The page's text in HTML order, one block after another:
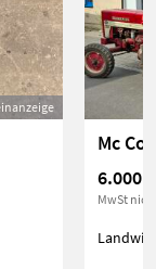
Mc
6.000 €
MwSt